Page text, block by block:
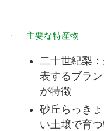
主要な特産物
二十世紀梨
表するブラ
が特徴
砂丘らっき
い土壌で育